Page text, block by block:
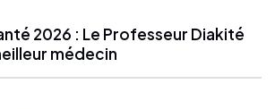
2026 : Le Professeur Diakité
médecin